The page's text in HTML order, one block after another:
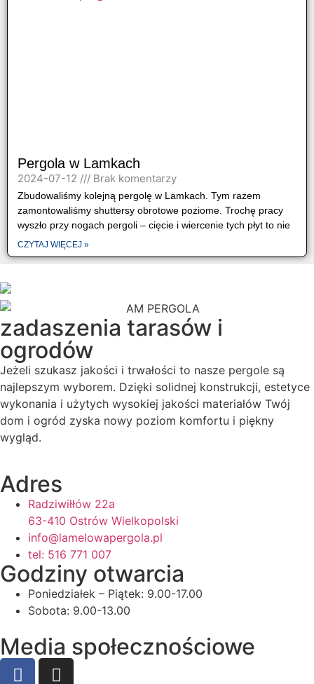
Pergola w Lamkach
2024-07-12 Brak komentarzy
Zbudowaliśmy kolejną pergolę w Lamkach. Tym razem
zamontowaliśmy shuttersy obrotowe poziome. Trochę pracy
wyszło przy nogach pergoli – cięcie i wiercenie tych płyt to nie
CZYTAJ WIĘCEJ »
zadaszenia tarasów i
ogrodów
Jeżeli szukasz jakości i trwałości to nasze pergole są
najlepszym wyborem. Dzięki solidnej konstrukcji, estetyce
wykonania i użytych wysokiej jakości materiałów Twój
dom i ogród zyska nowy poziom komfortu i piękny
wygląd.
Adres
Radziwiłłów 22a
63-410 Ostrów Wielkopolski
info@lamelowapergola.pl
tel: 516 771 007
Godziny otwarcia
Poniedziałek – Piątek: 9.00-17.00
Sobota: 9.00-13.00
Media społecznościowe